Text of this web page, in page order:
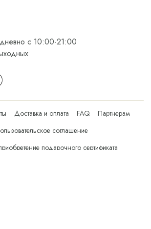
с 10:00-21:00
Доставка и оплата FAQ
Партнерам
соглашение
подарочного сертификата